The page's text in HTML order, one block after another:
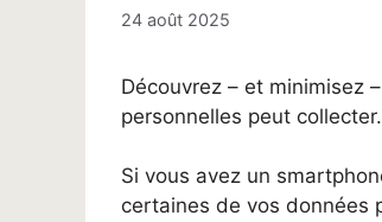
24 août 2025
Découvrez – et minimisez
personnelles peut collecter.
Si vous avez un
certaines de vos données